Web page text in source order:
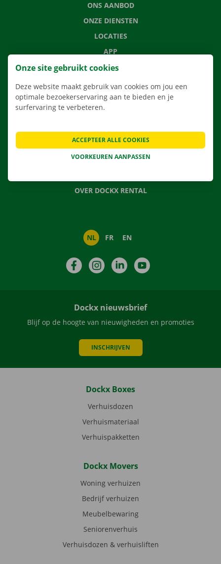
ONS AANBOD
ONZE DIENSTEN
LOCATIES
APP
VERHUISOPLOSSINGEN
NIEUWS
CADEAUBON
OVER DOCKX RENTAL
NL FR EN
FacebookInstagramLinkedIn
Dockx nieuwsbrief
Blijf op de hoogte van nieuwigheden en promoties
INSCHRIJVEN
Dockx Boxes
Verhuisdozen
Verhuismateriaal
Verhuispakketten
Dockx Movers
Woning verhuizen
Bedrijf verhuizen
Meubelbewaring
Seniorenverhuis
Verhuisdozen & verhuisliften
Onze site gebruikt cookies
Deze website maakt gebruik van cookies om jou een
optimale bezoekerservaring aan te bieden en je
surfervaring te verbeteren.
VOORKEUREN AANPASSEN
ACCEPTEER ALLE COOKIES